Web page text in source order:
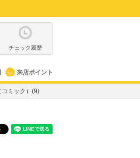
チェック履歴
来店ポイント
コミック）(9)